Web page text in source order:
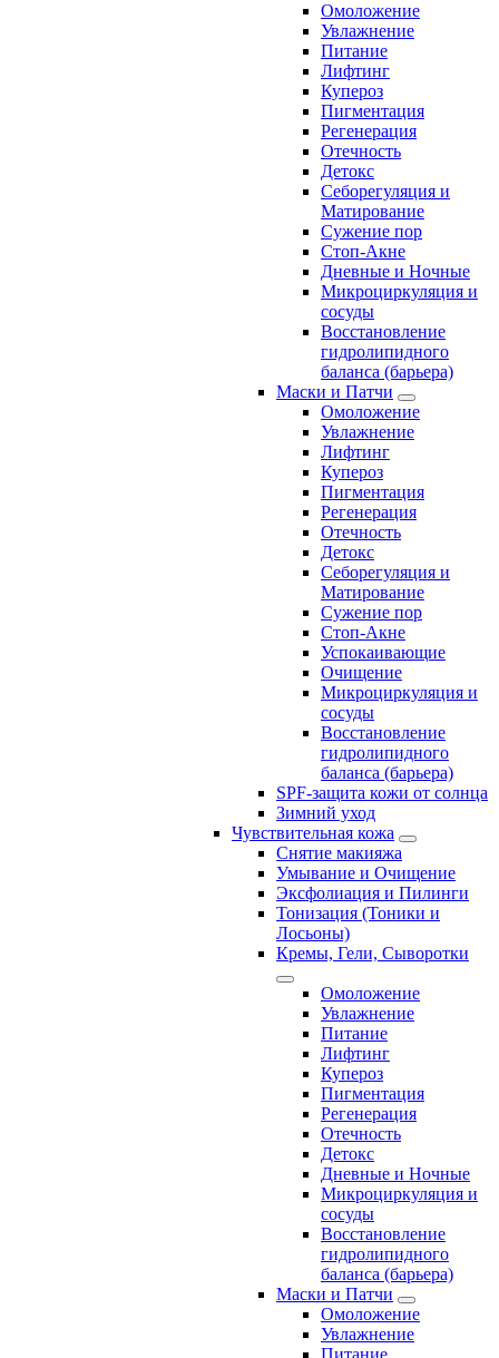
Омоложение
Увлажнение
Питание
Лифтинг
Купероз
Пигментация
Регенерация
Отечность
Детокс
Себорегуляция и
Матирование
Сужение пор
Стоп-Акне
Дневные и Ночные
Микроциркуляция и
сосуды
Восстановление
гидролипидного
баланса (барьера)
Маски и Патчи
Омоложение
Увлажнение
Лифтинг
Купероз
Пигментация
Регенерация
Отечность
Детокс
Себорегуляция и
Матирование
Сужение пор
Стоп-Акне
Успокаивающие
Очищение
Микроциркуляция и
сосуды
Восстановление
гидролипидного
баланса (барьера)
SPF-защита кожи от солнца
Зимний уход
Чувствительная кожа
Снятие макияжа
Умывание и Очищение
Эксфолиация и Пилинги
Тонизация (Тоники и
Лосьоны)
Кремы, Гели, Сыворотки
Омоложение
Увлажнение
Питание
Лифтинг
Купероз
Пигментация
Регенерация
Отечность
Детокс
Дневные и Ночные
Микроциркуляция и
сосуды
Восстановление
гидролипидного
баланса (барьера)
Маски и Патчи
Омоложение
Увлажнение